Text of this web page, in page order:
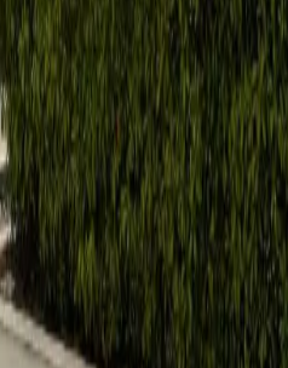
de Publicació”, hi haurà
“antic Cugol”, servida
amenitzada per la *Agrupació
en arxius adjunts els
si el plat és carn o peix, i
següents:
els actes, es canalitzarà tot a
Representants, intentant, en la
aquests els encarregats de
dels menús.